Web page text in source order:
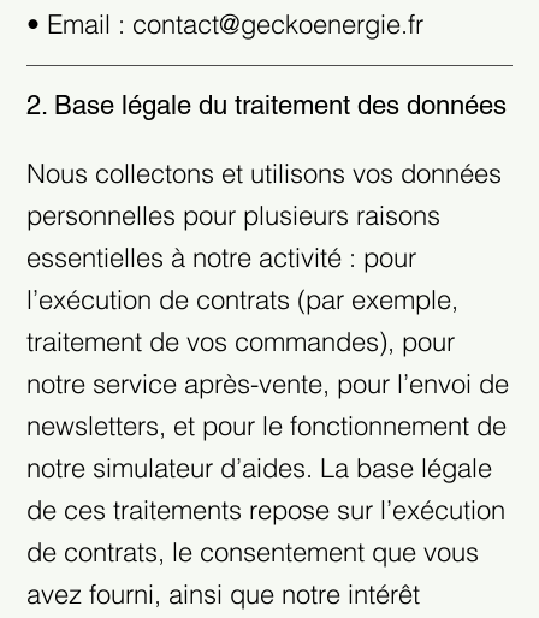
• Email : contact@geckoenergie.fr
2. Base légale du traitement des données
Nous collectons et utilisons vos données
personnelles pour plusieurs raisons
essentielles à notre activité : pour
l’exécution de contrats (par exemple,
traitement de vos commandes), pour
notre service après-vente, pour l’envoi de
newsletters, et pour le fonctionnement de
notre simulateur d’aides. La base légale
de ces traitements repose sur l’exécution
de contrats, le consentement que vous
avez fourni, ainsi que notre intérêt